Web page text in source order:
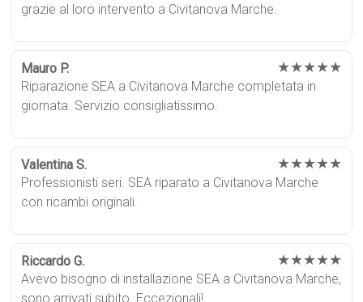
grazie al loro intervento a Civitanova Marche.
Mauro P. ★★★★★
Riparazione SEA a Civitanova Marche completata in
giornata. Servizio consigliatissimo.
Valentina S. ★★★★★
Professionisti seri. SEA riparato a Civitanova Marche
con ricambi originali.
Riccardo G. ★★★★★
Avevo bisogno di installazione SEA a Civitanova Marche,
sono arrivati subito. Eccezionali!